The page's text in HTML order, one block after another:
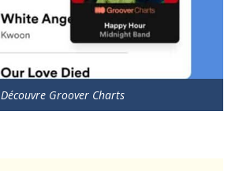
Découvre Groover Charts